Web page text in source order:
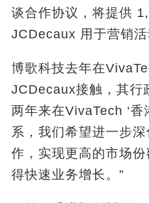
谈合作协议，将提供
JCDecaux 用于营销活
博歌科技去年在
JCDecaux接触，其行
两年来在VivaTech ‘香
系，我们希望进一步
作，实现更高的市场
得快速业务增长。”